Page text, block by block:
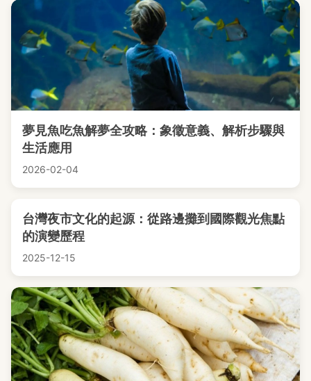
夢見魚吃魚解夢全攻略：象徵意義、解析步驟與
生活應用
2026-02-04
台灣夜市文化的起源：從路邊攤到國際觀光焦點
的演變歷程
2025-12-15